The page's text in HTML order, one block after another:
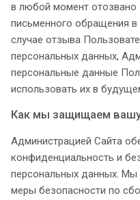
в любой момент отозвано
письменного обращения
случае отзыва
персональных данных,
персональные данные
использовать их в
Как мы защищаем
Администрацией Сайта
конфиденциальность и
персональных данных.
меры безопасности по